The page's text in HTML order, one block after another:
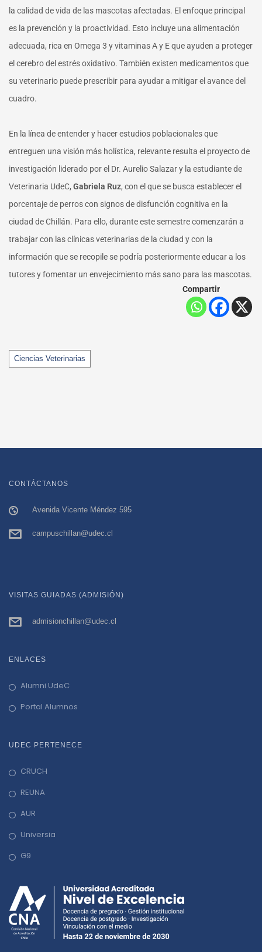
la calidad de vida de las mascotas afectadas. El enfoque principal
es la prevención y la proactividad. Esto incluye una alimentación
adecuada, rica en Omega 3 y vitaminas A y E que ayuden a proteger
el cerebro del estrés oxidativo. También existen medicamentos que
su veterinario puede prescribir para ayudar a mitigar el avance del
cuadro.
En la línea de entender y hacer estudios poblacionales que
entreguen una visión más holística, relevante resulta el proyecto de
investigación liderado por el Dr. Aurelio Salazar y la estudiante de
Veterinaria UdeC, Gabriela Ruz, con el que se busca establecer el
porcentaje de perros con signos de disfunción cognitiva en la
ciudad de Chillán. Para ello, durante este semestre comenzarán a
trabajar con las clínicas veterinarias de la ciudad y con la
información que se recopile se podría posteriormente educar a los
tutores y fomentar un envejecimiento más sano para las mascotas.
Compartir
Tags
Ciencias Veterinarias
CONTÁCTANOS
Avenida Vicente Méndez 595
campuschillan@udec.cl
VISITAS GUIADAS (ADMISIÓN)
admisionchillan@udec.cl
ENLACES
Alumni UdeC
Portal Alumnos
UDEC PERTENECE
CRUCH
REUNA
AUR
Universia
G9